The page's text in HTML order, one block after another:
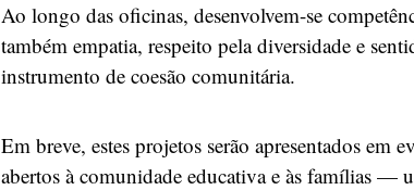
Ao longo das oficinas, desenvolvem-se
também empatia, respeito pela diversidade e
instrumento de coesão comunitária.
Em breve, estes projetos serão apresentados
abertos à comunidade educativa e às famílias —